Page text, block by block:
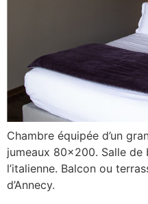
Chambre équipée d’un
jumeaux 80×200. Salle de
l’italienne. Balcon ou
d’Annecy.